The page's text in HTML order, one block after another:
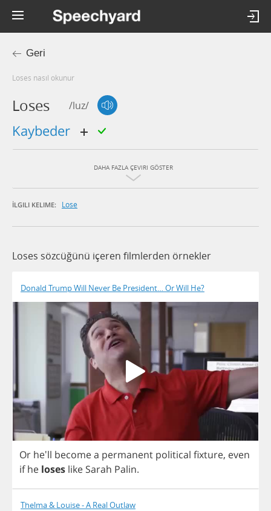
Geri
loses nasıl okunur
Loses /luz/
kaybeder
DAHA FAZLA ÇEVIRI GÖSTER
İLGILI KELIME: Lose
Loses sözcüğünü içeren filmlerden örnekler
Donald Trump Will Never Be President… Or Will He?
Or he'll becomea permanent political fixture, even
if he loses like Sarah Palin.
Thelma & Louise - A Real Outlaw